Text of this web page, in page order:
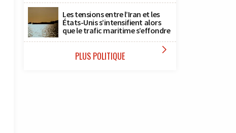
Les tensions entre l’Iran et les
États-Unis s’intensifient alors
que le trafic maritime s’effondre
PLUS POLITIQUE 